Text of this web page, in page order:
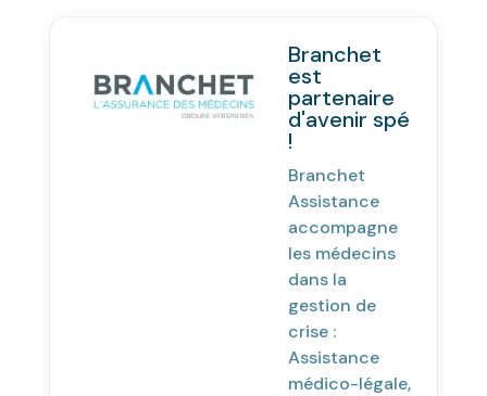
Branchet
est
partenaire
d'avenir spé
!
Branchet
Assistance
accompagne
les médecins
dans la
gestion de
crise :
Assistance
médico-légale,